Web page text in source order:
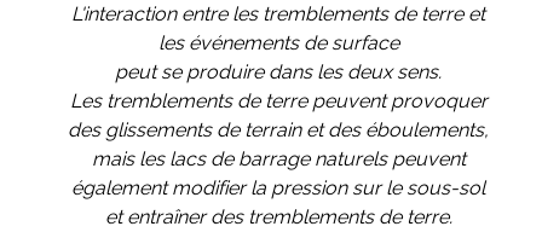
L'interaction entre les tremblements de terre et
les événements de surface
peut se produire dans les deux sens.
Les tremblements de terre peuvent provoquer
des glissements de terrain et des éboulements,
mais les lacs de barrage naturels peuvent
également modifier la pression sur le sous-sol
et entraîner des tremblements de terre.